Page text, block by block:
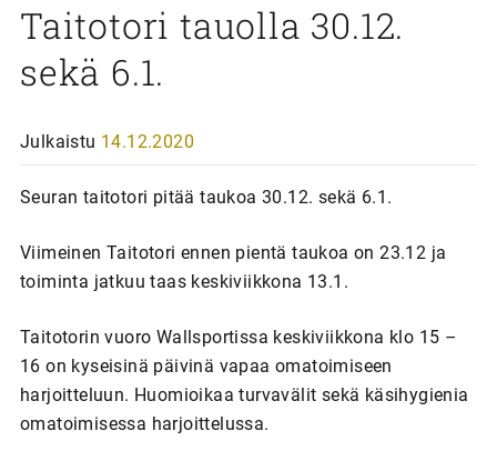
Taitotori tauolla 30.12.
sekä 6.1.
Julkaistu 14.12.2020
Seuran taitotori pitää taukoa 30.12. sekä 6.1.
Viimeinen Taitotori ennen pientä taukoa on 23.12 ja
toiminta jatkuu taas keskiviikkona 13.1.
Taitotorin vuoro Wallsportissa keskiviikkona klo 15 –
16 on kyseisinä päivinä vapaa omatoimiseen
harjoitteluun. Huomioikaa turvavälit sekä käsihygienia
omatoimisessa harjoittelussa.